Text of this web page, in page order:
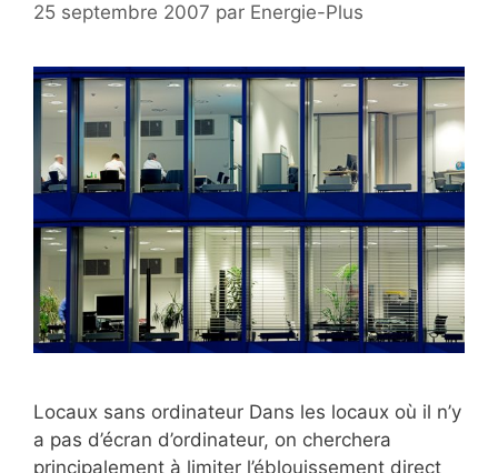
25 septembre 2007 par Energie-Plus
Locaux sans ordinateur Dans les locaux où il n’y
a pas d’écran d’ordinateur, on cherchera
principalement à limiter l’éblouissement direct